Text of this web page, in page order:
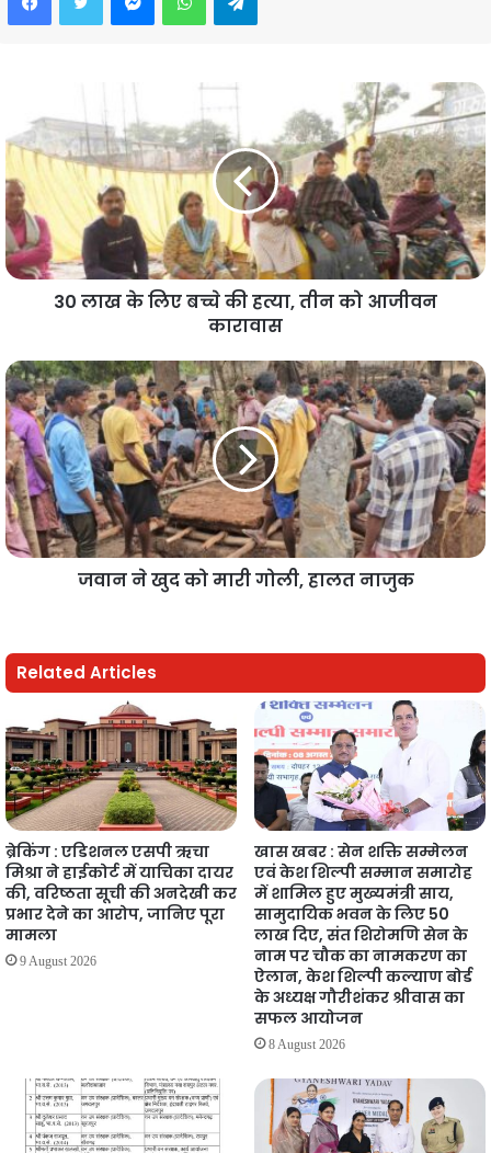
30 लाख के लिए बच्चे की हत्या, तीन को आजीवन
कारावास
जवान ने खुद को मारी गोली, हालत नाजुक
Related Articles
ब्रेकिंग : एडिशनल एसपी ऋचा
मिश्रा ने हाईकोर्ट में याचिका दायर
की, वरिष्ठता सूची की अनदेखी कर
प्रभार देने का आरोप, जानिए पूरा
मामला
9 August 2026
खास खबर : सेन शक्ति सम्मेलन
एवं केश शिल्पी सम्मान समारोह
में शामिल हुए मुख्यमंत्री साय,
सामुदायिक भवन के लिए 50
लाख दिए, संत शिरोमणि सेन के
नाम पर चौक का नामकरण का
ऐलान, केश शिल्पी कल्याण बोर्ड
के अध्यक्ष गौरीशंकर श्रीवास का
सफल आयोजन
8 August 2026